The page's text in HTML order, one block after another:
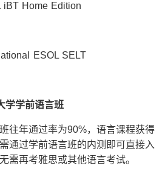
iBT Home Edition
ESOL SELT
学学前语言班
往年通过率为90%，语言课程获得
通过学前语言班的内测即可直接入
需再考雅思或其他语言考试。